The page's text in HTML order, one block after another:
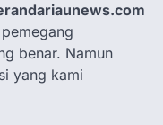
benar. Namun
yang kami